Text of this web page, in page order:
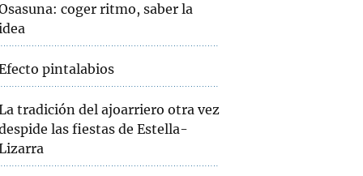
coger ritmo, saber la
pintalabios
tradición del ajoarriero otra vez
las fiestas de Estella-